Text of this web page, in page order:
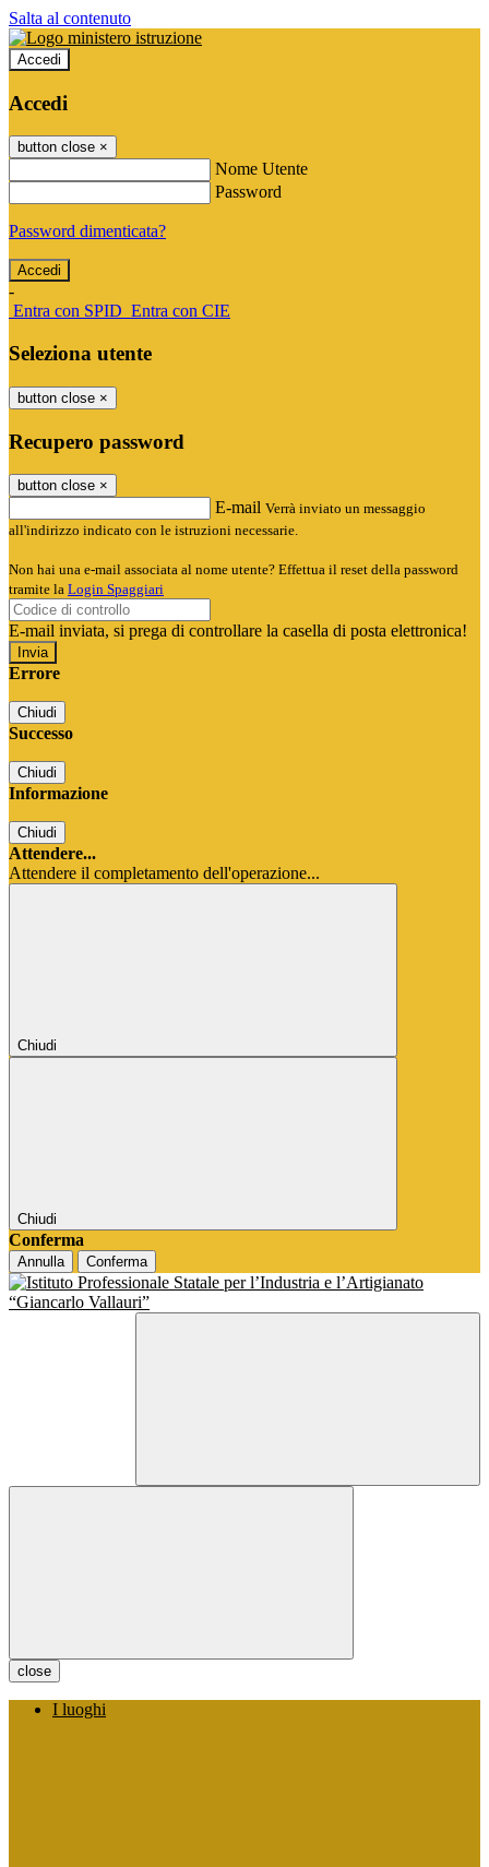
Salta al contenuto
Accedi
Accedi
button close ×
Nome Utente
Password
Password dimenticata?
-
Entra con SPID Entra con CIE
Seleziona utente
button close ×
Recupero password
button close ×
E-mail Verrà inviato un messaggio
all'indirizzo indicato con le istruzioni necessarie.
Non hai una e-mail associata al nome utente? Effettua il reset della password
tramite la Login Spaggiari
E-mail inviata, si prega di controllare la casella di posta elettronica!
Errore
Chiudi
Successo
Chiudi
Informazione
Chiudi
Attendere...
Attendere il completamento dell'operazione...
Chiudi
Chiudi
Conferma
Annulla Conferma
close
I luoghi